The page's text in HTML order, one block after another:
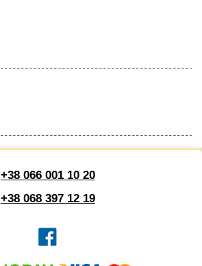
+38 066 001 10 20
+38 068 397 12 19